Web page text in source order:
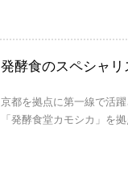
発酵食のスペシャ
京都を拠点に第一線で活
「発酵食堂カモシカ」を